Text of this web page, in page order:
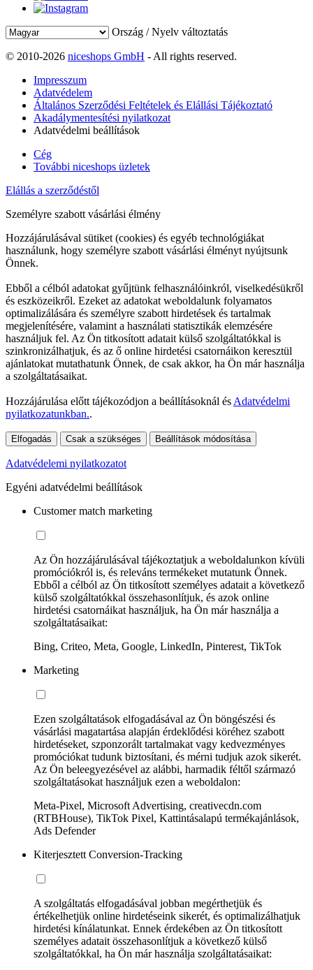
Ország / Nyelv változtatás
© 2010-2026 niceshops GmbH - All rights reserved.
Impresszum
Adatvédelem
Általános Szerződési Feltételek és Elállási Tájékoztató
Akadálymentesítési nyilatkozat
Adatvédelmi beállítások
Cég
További niceshops üzletek
Elállás a szerződéstől
Személyre szabott vásárlási élmény
Hozzájárulásával sütiket (cookies) és egyéb technológiákat
használunk, hogy személyre szabott vásárlási élményt nyújtsunk
Önnek.
Ebből a célból adatokat gyűjtünk felhasználóinkról, viselkedésükről
és eszközeikről. Ezeket az adatokat weboldalunk folyamatos
optimalizálására és személyre szabott hirdetések és tartalmak
megjelenítésére, valamint a használati statisztikák elemzésére
használjuk fel. Az Ön titkosított adatait külső szolgáltatókkal is
szinkronizálhatjuk, és az ő online hirdetési csatornáikon keresztül
ajánlatokat mutathatunk Önnek, de csak akkor, ha Ön már használja
a szolgáltatásaikat.
Hozzájárulása előtt tájékozódjon a beállításoknál és Adatvédelmi
nyilatkozatunkban..
Elfogadás Csak a szükséges Beállítások módosítása
Adatvédelemi nyilatkozatot
Egyéni adatvédelmi beállítások
Customer match marketing
Az Ön hozzájárulásával tájékoztatjuk a weboldalunkon kívüli
promóciókról is, és releváns termékeket mutatunk Önnek.
Ebből a célból az Ön titkosított személyes adatait a következő
külső szolgáltatókkal összehasonlítjuk, és azok online
hirdetési csatornáikat használjuk, ha Ön már használja a
szolgáltatásaikat:
Bing, Criteo, Meta, Google, LinkedIn, Pinterest, TikTok
Marketing
Ezen szolgáltatások elfogadásával az Ön böngészési és
vásárlási magatartása alapján érdeklődési köréhez szabott
hirdetéseket, szponzorált tartalmakat vagy kedvezményes
promóciókat tudunk biztosítani, és mérni tudjuk azok sikerét.
Az Ön beleegyezésével az alábbi, harmadik féltől származó
szolgáltatásokat használjuk ezen a weboldalon:
Meta-Pixel, Microsoft Advertising, creativecdn.com
(RTBHouse), TikTok Pixel, Kattintásalapú termékajánlások,
Ads Defender
Kiterjesztett Conversion-Tracking
A szolgáltatás elfogadásával jobban megérthetjük és
értékelhetjük online hirdetéseink sikerét, és optimalizálhatjuk
hirdetési kínálatunkat. Ennek érdekében az Ön titkosított
személyes adatait összehasonlítjuk a következő külső
szolgáltatókkal, ha Ön már használja szolgáltatásaikat: